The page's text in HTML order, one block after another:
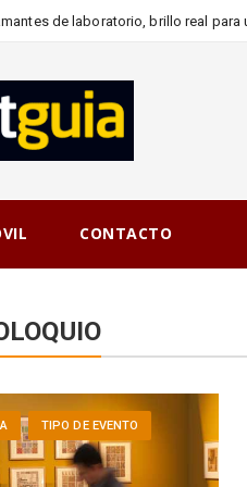
de laboratorio, brillo real para
CONTACTO
TIPO DE EVENTO